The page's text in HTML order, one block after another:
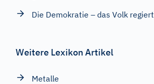
Die Demokratie – das Volk regiert
Weitere Lexikon Artikel
Metalle